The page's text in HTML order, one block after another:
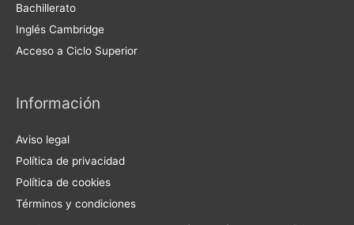
Bachillerato
Inglés Cambridge
Acceso a Ciclo Superior
Información
Aviso legal
Política de privacidad
Política de cookies
Términos y condiciones